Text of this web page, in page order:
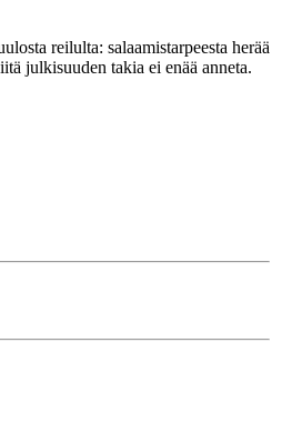
reilulta: salaamistarpeesta herää
julkisuuden takia ei enää anneta.